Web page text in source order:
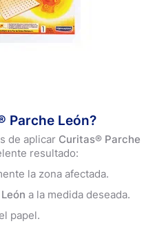
Parche León?
de aplicar Curitas® Parche
resultado:
la zona afectada.
a la medida deseada.
papel.